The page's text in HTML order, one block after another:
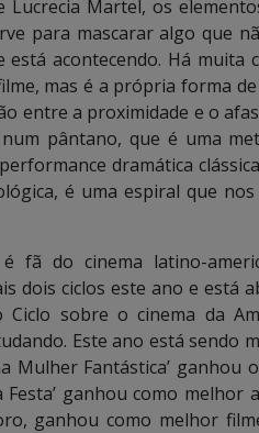
Lucrecia Martel, os
para mascarar algo que
acontecendo. Há muita
mas é a própria forma
entre a proximidade e o
pântano, que é uma
dramática
é uma espiral que
fã do cinema latino-
dois ciclos este ano e está
Ciclo sobre o cinema da
Este ano está sendo
Mulher Fantástica’ ganhou
ganhou como melhor
ganhou como melhor